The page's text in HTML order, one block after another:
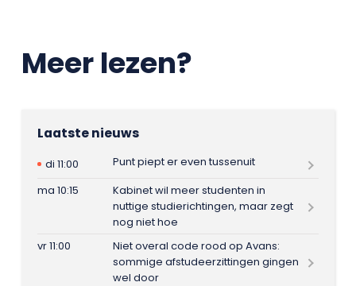
Meer lezen?
Laatste nieuws
di 11:00
Punt piept er even tussenuit
ma 10:15
Kabinet wil meer studenten in
nuttige studierichtingen, maar zegt
nog niet hoe
vr 11:00
Niet overal code rood op Avans:
sommige afstudeerzittingen gingen
wel door